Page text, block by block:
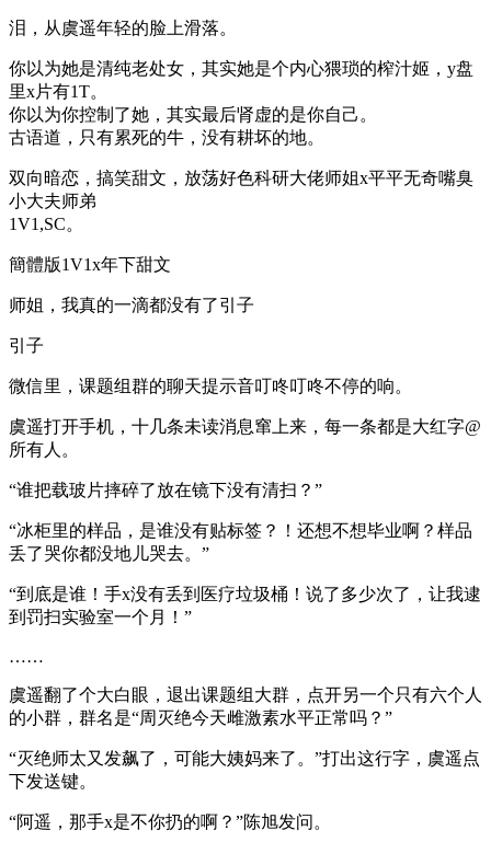
泪，从虞遥年轻的脸上滑落。
你以为她是清纯老处女，其实她是个内心猥琐的榨汁姬，y盘
里x片有1T。
你以为你控制了她，其实最后肾虚的是你自己。
古语道，只有累死的牛，没有耕坏的地。
双向暗恋，搞笑甜文，放荡好色科研大佬师姐x平平无奇嘴臭
小大夫师弟
1V1,SC。
簡體版1V1x年下甜文
师姐，我真的一滴都没有了引子
引子
微信里，课题组群的聊天提示音叮咚叮咚不停的响。
虞遥打开手机，十几条未读消息窜上来，每一条都是大红字@
所有人。
“谁把载玻片摔碎了放在镜下没有清扫？”
“冰柜里的样品，是谁没有贴标签？！还想不想毕业啊？样品
丢了哭你都没地儿哭去。”
“到底是谁！手x没有丢到医疗垃圾桶！说了多少次了，让我逮
到罚扫实验室一个月！”
……
虞遥翻了个大白眼，退出课题组大群，点开另一个只有六个人
的小群，群名是“周灭绝今天雌激素水平正常吗？”
“灭绝师太又发飙了，可能大姨妈来了。”打出这行字，虞遥点
下发送键。
“阿遥，那手x是不你扔的啊？”陈旭发问。